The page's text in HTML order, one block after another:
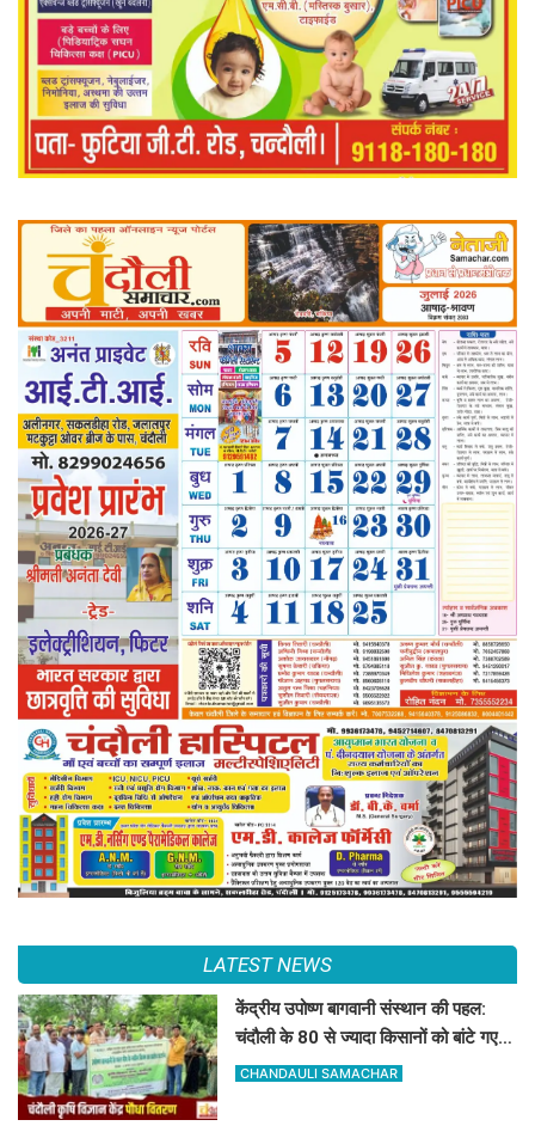
LATEST NEWS
केंद्रीय उपोष्ण बागवानी संस्थान की पहल:
चंदौली के 80 से ज्यादा किसानों को बांटे गए
आम, आंवला और अमरूद के पौधे
CHANDAULI SAMACHAR